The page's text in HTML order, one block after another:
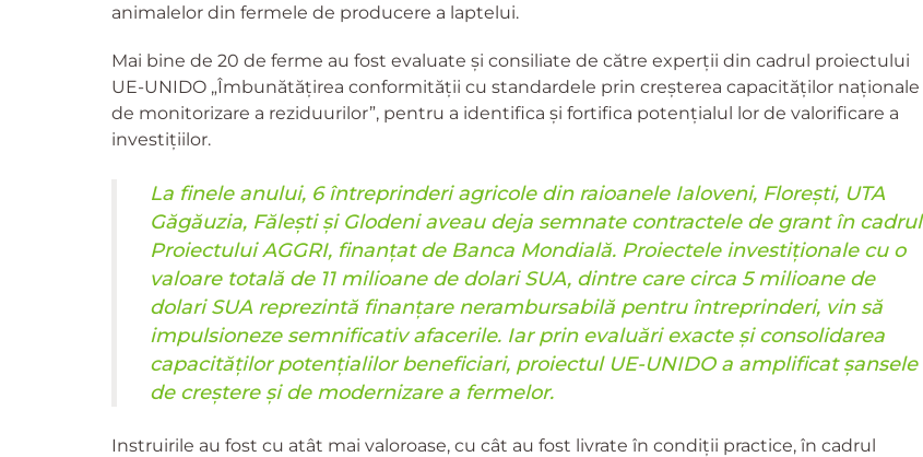
animalelor din fermele de producere a laptelui.
Mai bine de 20 de ferme au fost evaluate și consiliate de către experții din cadrul proiectului
UE-UNIDO „Îmbunătățirea conformității cu standardele prin creșterea capacităților naționale
de monitorizare a reziduurilor”, pentru a identifica și fortifica potențialul lor de valorificare a
investițiilor.
La finele anului, 6 întreprinderi agricole din raioanele Ialoveni, Florești, UTA
Găgăuzia, Fălești și Glodeni aveau deja semnate contractele de grant în cadrul
Proiectului AGGRI, finanțat de Banca Mondială. Proiectele investiționale cu o
valoare totală de 11 milioane de dolari SUA, dintre care circa 5 milioane de
dolari SUA reprezintă finanțare nerambursabilă pentru întreprinderi, vin să
impulsioneze semnificativ afacerile. Iar prin evaluări exacte și consolidarea
capacităților potențialilor beneficiari, proiectul UE-UNIDO a amplificat șansele
de creștere și de modernizare a fermelor.
Instruirile au fost cu atât mai valoroase, cu cât au fost livrate în condiții practice, în cadrul